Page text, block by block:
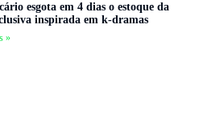
esgota em 4 dias o estoque da
inspirada em k-dramas
»